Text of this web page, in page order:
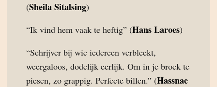
(Sheila Sitalsing)
“Ik vind hem vaak te heftig” (Hans Laroes)
“Schrijver bij wie iedereen verbleekt,
weergaloos, dodelijk eerlijk. Om in je broek te
piesen, zo grappig. Perfecte billen.” (Hassnae